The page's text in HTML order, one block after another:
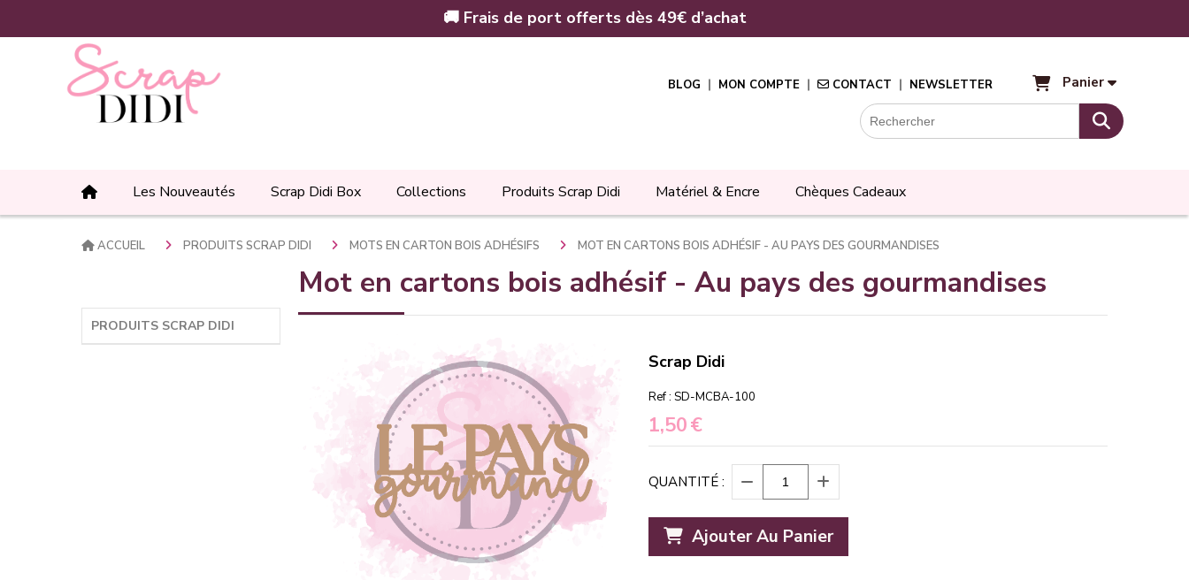
🚚 Frais de port offerts dès 49€ d’achat
BLOG MON COMPTE CONTACT NEWSLETTER Panier
Les Nouveautés Scrap Didi Box Collections Produits Scrap Didi Matériel & Encre Chèques Cadeaux
PRODUITS SCRAP DIDI
ACCUEIL PRODUITS SCRAP DIDI MOTS EN CARTON BOIS ADHÉSIFS MOT EN CARTONS BOIS ADHÉSIF - AU PAYS DES GOURMANDISES
Mot en cartons bois adhésif - Au pays des gourmandises
Scrap Didi
Ref : SD-MCBA-100
1,50€
QUANTITÉ :
Ajouter Au Panier